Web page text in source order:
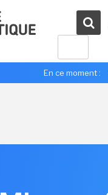
En ce moment :